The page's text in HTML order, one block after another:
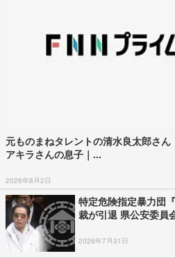
元ものまねタレントの清水良太郎さ
アキラさんの息子｜...
2026年8月2日
特定危険指定暴力団
裁が引退 県公安委員
2026年7月31日